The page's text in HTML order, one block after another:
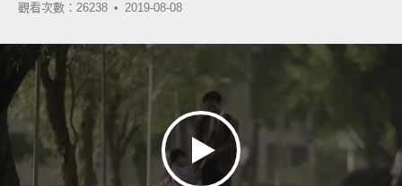
觀看次數：26238 • 2019-08-08